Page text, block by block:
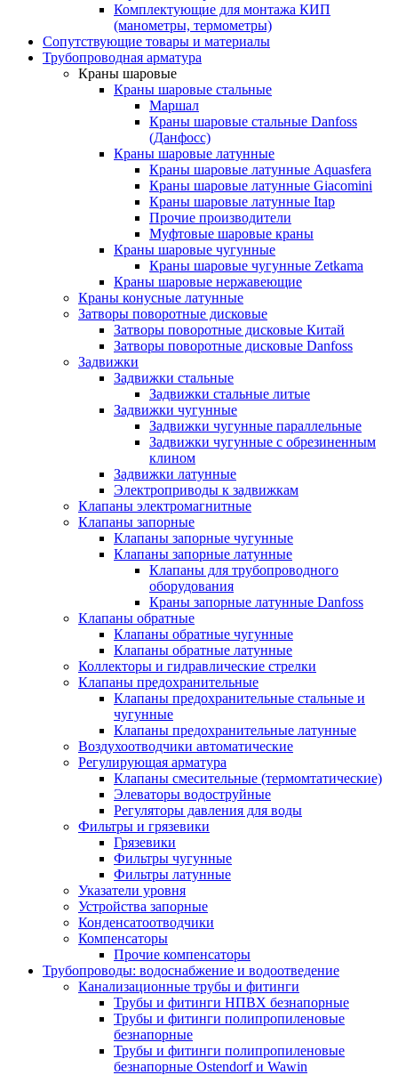
Комплектующие для монтажа КИП
(манометры, термометры)
Сопутствующие товары и материалы
Трубопроводная арматура
Краны шаровые
Краны шаровые стальные
Маршал
Краны шаровые стальные Danfoss
(Данфосс)
Краны шаровые латунные
Краны шаровые латунные Aquasfera
Краны шаровые латунные Giacomini
Краны шаровые латунные Itap
Прочие производители
Муфтовые шаровые краны
Краны шаровые чугунные
Краны шаровые чугунные Zetkama
Краны шаровые нержавеющие
Краны конусные латунные
Затворы поворотные дисковые
Затворы поворотные дисковые Китай
Затворы поворотные дисковые Danfoss
Задвижки
Задвижки стальные
Задвижки стальные литые
Задвижки чугунные
Задвижки чугунные параллельные
Задвижки чугунные с обрезиненным
клином
Задвижки латунные
Электроприводы к задвижкам
Клапаны электромагнитные
Клапаны запорные
Клапаны запорные чугунные
Клапаны запорные латунные
Клапаны для трубопроводного
оборудования
Краны запорные латунные Danfoss
Клапаны обратные
Клапаны обратные чугунные
Клапаны обратные латунные
Коллекторы и гидравлические стрелки
Клапаны предохранительные
Клапаны предохранительные стальные и
чугунные
Клапаны предохранительные латунные
Воздухоотводчики автоматические
Регулирующая арматура
Клапаны смесительные (термомтатические)
Элеваторы водоструйные
Регуляторы давления для воды
Фильтры и грязевики
Грязевики
Фильтры чугунные
Фильтры латунные
Указатели уровня
Устройства запорные
Конденсатоотводчики
Компенсаторы
Прочие компенсаторы
Трубопроводы: водоснабжение и водоотведение
Канализационные трубы и фитинги
Трубы и фитинги НПВХ безнапорные
Трубы и фитинги полипропиленовые
безнапорные
Трубы и фитинги полипропиленовые
безнапорные Ostendorf и Wawin